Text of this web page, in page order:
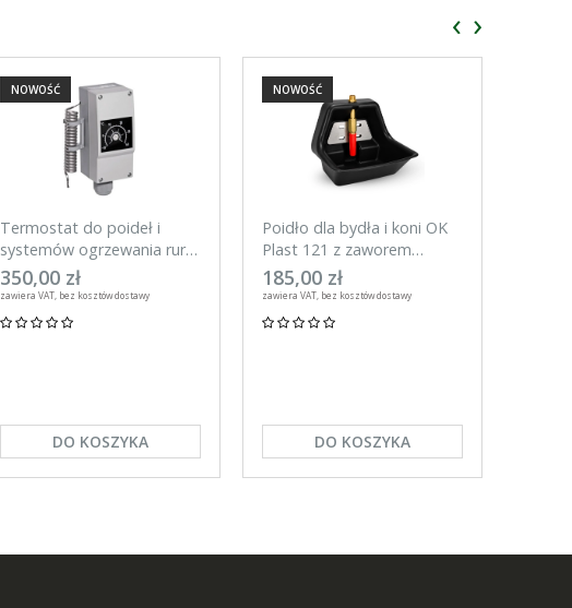
Termostat do poideł i
systemów ogrzewania rur,
Kerbl
350,00 zł
zawiera VAT, bez kosztów dostawy
DO KOSZYKA
NOWOŚĆ
Poidło dla bydła i koni OK
Plast 121 z zaworem
rurowym 3l
185,00 zł
zawiera VAT, bez kosztów dostawy
DO KOSZYKA
NOWOŚĆ
‹ ›